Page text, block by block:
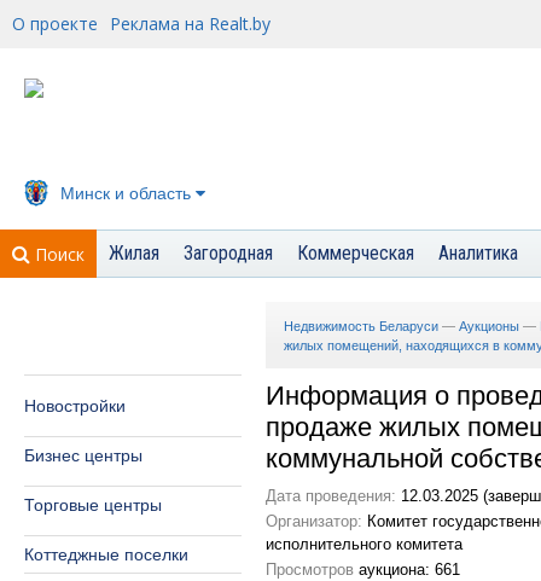
О проекте Реклама на Realt.by
Минск и область
Поиск Жилая Загородная Коммерческая Аналитика
Новостройки
Бизнес центры
Торговые центры
Коттеджные поселки
Недвижимость Беларуси — Аукционы —
жилых помещений, находящихся в
Информация о
продаже жилых
коммунальной
Дата проведения: 12.03.2025
Организатор: Комитет
исполнительного комитета
Просмотров аукциона: 661